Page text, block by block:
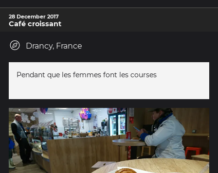
28 December 2017
Café croissant
Drancy, France
Pendant que les femmes font les courses